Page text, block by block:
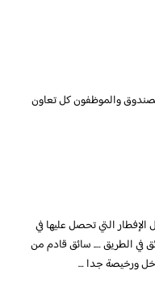
والموظفون كل تعاون
التي تحصل عليها في
في الطريق …. سائق قادم من
ورخيصة جدا …